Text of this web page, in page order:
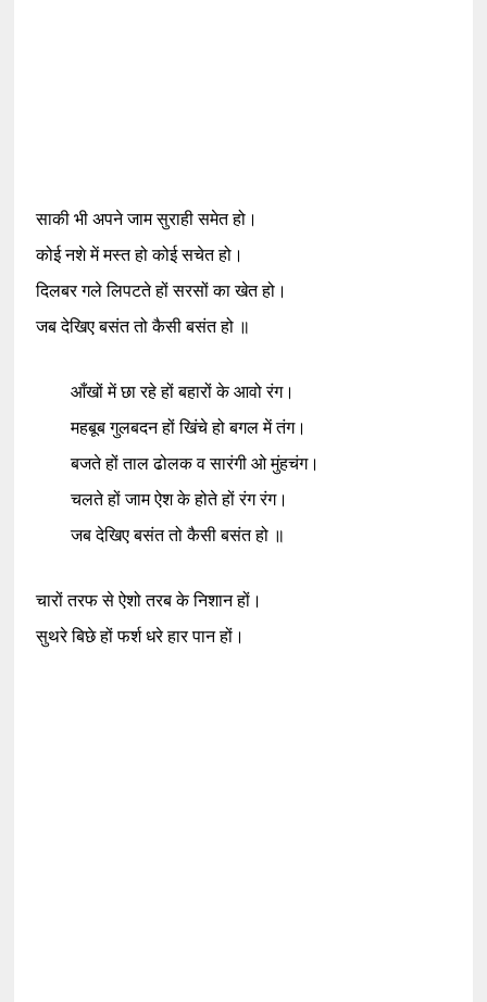
साकी भी अपने जाम सुराही समेत हो।
कोई नशे में मस्त हो कोई सचेत हो।
दिलबर गले लिपटते हों सरसों का खेत हो।
जब देखिए बसंत तो कैसी बसंत हो ॥
आँखों में छा रहे हों बहारों के आवो रंग।
महबूब गुलबदन हों खिंचे हो बगल में तंग।
बजते हों ताल ढोलक व सारंगी ओ मुंहचंग।
चलते हों जाम ऐश के होते हों रंग रंग।
जब देखिए बसंत तो कैसी बसंत हो ॥
चारों तरफ से ऐशो तरब के निशान हों।
सुथरे बिछे हों फर्श धरे हार पान हों।